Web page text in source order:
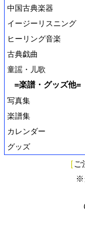
中国古典楽器
イージーリスニング
ヒーリング音楽
古典戯曲
童謡・儿歌
=楽譜・グッズ他=
写真集
楽譜集
カレンダー
グッズ
[ ご
※